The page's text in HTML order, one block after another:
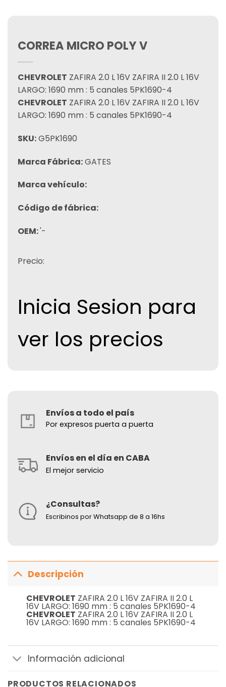
CORREA MICRO POLY V
CHEVROLET ZAFIRA 2.0 L 16V ZAFIRA II 2.0 L 16V
LARGO: 1690 mm : 5 canales 5PK1690-4
CHEVROLET ZAFIRA 2.0 L 16V ZAFIRA II 2.0 L 16V
LARGO: 1690 mm : 5 canales 5PK1690-4
SKU:G5PK1690
Marca Fábrica:GATES
Marca vehículo:
Código de fábrica:
OEM:'-
Precio:
Inicia Sesion para
ver los precios
Envíos a todo el país
Por expresos puerta a puerta
Envíos en el día en CABA
El mejor servicio
¿Consultas?
Escribinos por Whatsapp de 8 a 16hs
Descripción
CHEVROLET ZAFIRA 2.0 L 16V ZAFIRA II 2.0 L
16V LARGO: 1690 mm : 5 canales 5PK1690-4
CHEVROLET ZAFIRA 2.0 L 16V ZAFIRA II 2.0 L
16V LARGO: 1690 mm : 5 canales 5PK1690-4
Información adicional
PRODUCTOS RELACIONADOS